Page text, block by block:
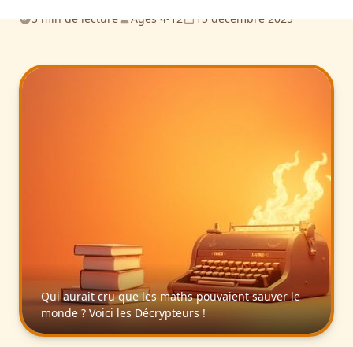
5 min de lecture Ages 4-12 15 décembre 2025
Qui aurait cru que les maths pouvaient sauver le
monde ? Voici les Décrypteurs !